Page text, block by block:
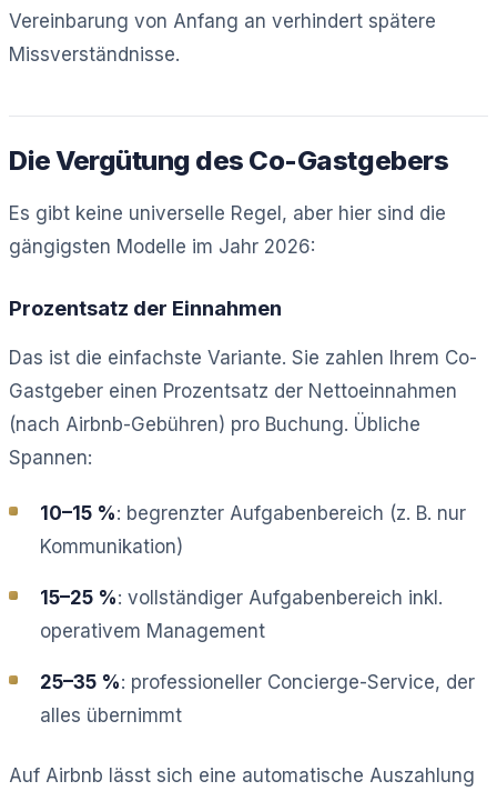
Vereinbarung von Anfang an verhindert spätere
Missverständnisse.
Die Vergütung des Co-Gastgebers
Es gibt keine universelle Regel, aber hier sind die
gängigsten Modelle im Jahr 2026:
Prozentsatz der Einnahmen
Das ist die einfachste Variante. Sie zahlen Ihrem Co-
Gastgeber einen Prozentsatz der Nettoeinnahmen
(nach Airbnb-Gebühren) pro Buchung. Übliche
Spannen:
10–15 %: begrenzter Aufgabenbereich (z. B. nur
Kommunikation)
15–25 %: vollständiger Aufgabenbereich inkl.
operativem Management
25–35 %: professioneller Concierge-Service, der
alles übernimmt
Auf Airbnb lässt sich eine automatische Auszahlung